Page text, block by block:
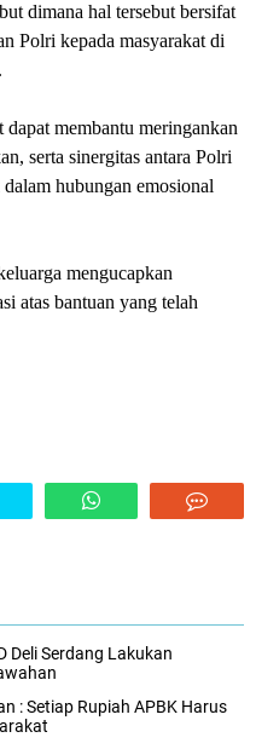
dimana hal tersebut bersifat
Polri kepada masyarakat di
membantu meringankan
serta sinergitas antara Polri
hubungan emosional
mengucapkan
atas bantuan yang telah
Deli Serdang Lakukan
: Setiap Rupiah APBK Harus